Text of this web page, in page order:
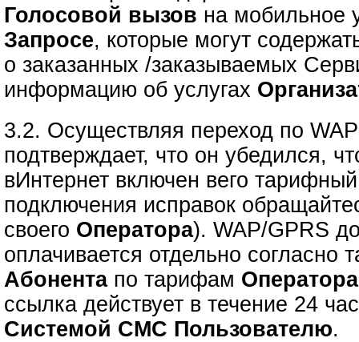
Голосовой вызов на мобильное
Запросе, которые могут
о заказанных /заказываемых
информацию об услугах
3.2. Осуществляя переход по
подтверждает, что он убедился,
вИнтернет включен вего
подключения исправок
своего Оператора). WAP/GPRS
оплачивается отдельно согласно
Абонентапо тарифам Оператора
ссылка действует в течение 24
Системой СМС Пользователю.